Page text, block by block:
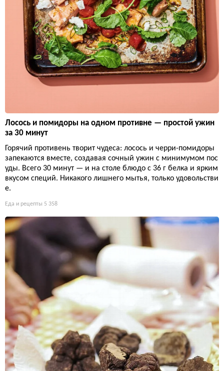
Лосось и помидоры на одном противне — простой ужин
за 30 минут
Горячий противень творит чудеса: лосось и черри-помидоры
запекаются вместе, создавая сочный ужин с минимумом пос
уды. Всего 30 минут — и на столе блюдо с 36 г белка и ярким
вкусом специй. Никакого лишнего мытья, только удовольстви
е.
Еда и рецепты 5 358